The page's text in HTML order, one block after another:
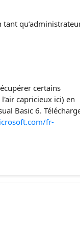
tant
certains
capricieux ici) en
Basic 6.
fr-